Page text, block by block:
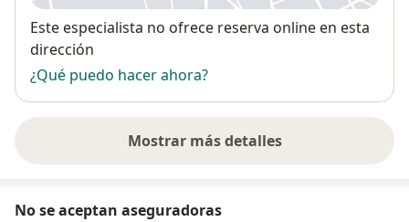
Disponibilidad
Este especialista no ofrece reserva online en esta
dirección
¿Qué puedo hacer ahora?
Mostrar más detalles
sobre la dirección
No se aceptan aseguradoras